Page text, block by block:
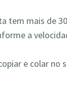
tem mais de
a
e colar no